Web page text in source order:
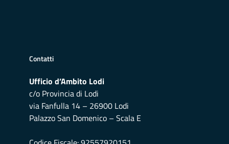
Contatti
Ufficio d’Ambito Lodi
c/o Provincia di Lodi
via Fanfulla 14 – 26900 Lodi
Palazzo San Domenico – Scala E